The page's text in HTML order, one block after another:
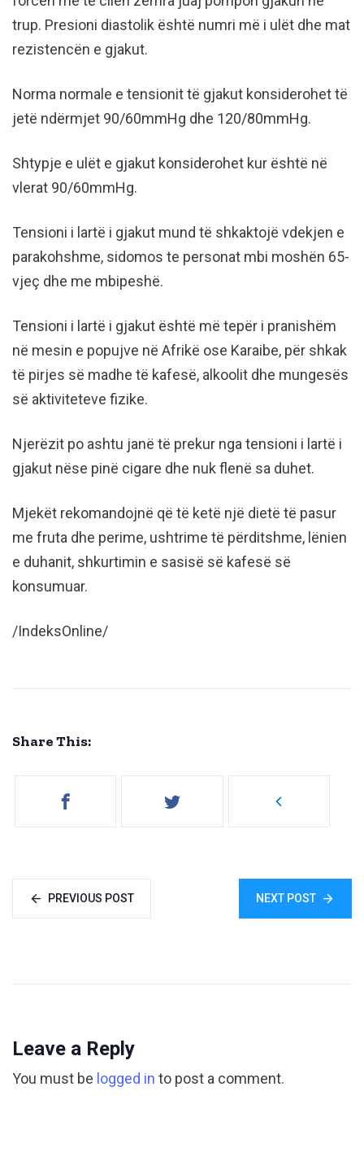
trup. Presioni diastolik është numri më i ulët dhe mat
rezistencën e gjakut.
Norma normale e tensionit të gjakut konsiderohet të
jetë ndërmjet 90/60mmHg dhe 120/80mmHg.
Shtypje e ulët e gjakut konsiderohet kur është në
vlerat 90/60mmHg.
Tensioni i lartë i gjakut mund të shkaktojë vdekjen e
parakohshme, sidomos te personat mbi moshën 65-
vjeç dhe me mbipeshë.
Tensioni i lartë i gjakut është më tepër i pranishëm
në mesin e popujve në Afrikë ose Karaibe, për shkak
të pirjes së madhe të kafesë, alkoolit dhe mungesës
së aktiviteteve fizike.
Njerëzit po ashtu janë të prekur nga tensioni i lartë i
gjakut nëse pinë cigare dhe nuk flenë sa duhet.
Mjekët rekomandojnë që të ketë një dietë të pasur
me fruta dhe perime, ushtrime të përditshme, lënien
e duhanit, shkurtimin e sasisë së kafesë së
konsumuar.
/IndeksOnline/
Share This:
PREVIOUS POST NEXT POST
Leave a Reply
You must be logged in to post a comment.